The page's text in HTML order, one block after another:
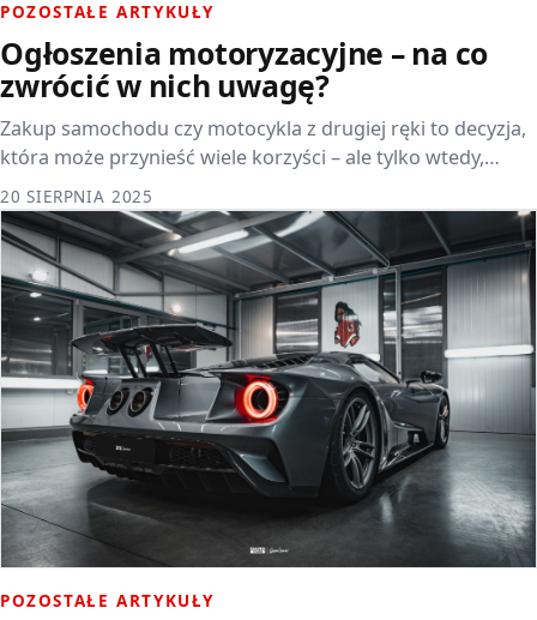
POZOSTAŁE ARTYKUŁY
Ogłoszenia motoryzacyjne – na co
zwrócić w nich uwagę?
Zakup samochodu czy motocykla z drugiej ręki to decyzja,
która może przynieść wiele korzyści – ale tylko wtedy,…
20 SIERPNIA 2025
POZOSTAŁE ARTYKUŁY